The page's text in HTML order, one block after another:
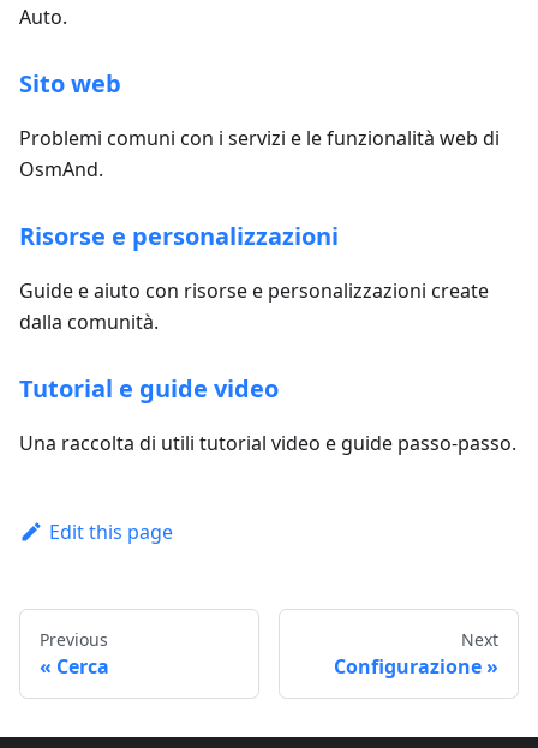
Auto.
Sito web
Problemi comuni con i servizi e le funzionalità web di
OsmAnd.
Risorse e personalizzazioni
Guide e aiuto con risorse e personalizzazioni create
dalla comunità.
Tutorial e guide video
Una raccolta di utili tutorial video e guide passo-passo.
Edit this page
Previous
Cerca
Next
Configurazione